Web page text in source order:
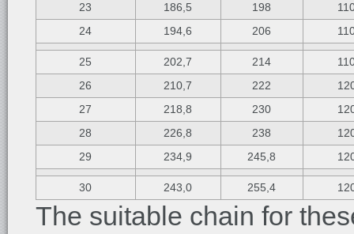
23
186,5 198
24
194,6 206
25 202,7 214
26
210,7 222
27
218,8 230
28
226,8 238
29
234,9 245,8
30 243,0 255,4
The suitable chain for